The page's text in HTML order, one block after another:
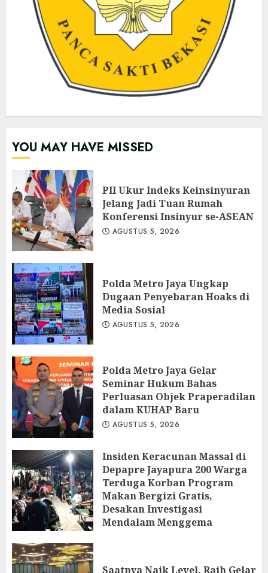
YOU MAY HAVE MISSED
PII Ukur Indeks Keinsinyuran
Jelang Jadi Tuan Rumah
Konferensi Insinyur se-ASEAN
AGUSTUS 5, 2026
Polda Metro Jaya Ungkap
Dugaan Penyebaran Hoaks di
Media Sosial
AGUSTUS 5, 2026
Polda Metro Jaya Gelar
Seminar Hukum Bahas
Perluasan Objek Praperadilan
dalam KUHAP Baru
AGUSTUS 5, 2026
Insiden Keracunan Massal di
Depapre Jayapura 200 Warga
Terduga Korban Program
Makan Bergizi Gratis,
Desakan Investigasi
Mendalam Menggema
Saatnya Naik Level, Raih Gelar